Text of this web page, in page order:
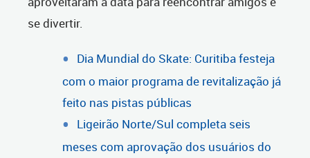
se divertir.
Dia Mundial do Skate: Curitiba festeja
com o maior programa de revitalização já
feito nas pistas públicas
Ligeirão Norte/Sul completa seis
meses com aprovação dos usuários do